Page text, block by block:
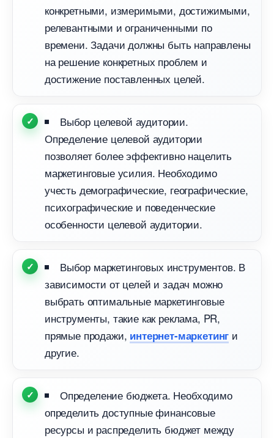
конкретными, измеримыми, достижимыми,
релевантными и ограниченными по
ремени. Задачи должны быть направлены
на решение конкретных проблем и
достижение поставленных целей.
ыбор целевой аудитории.
Определение целевой аудитории
позволяет более эффективно нацелить
маркетинговые усилия. Необходимо
учесть демографические, географические,
психографические и поведенческие
особенности целевой аудитории.
ыбор маркетинговых инструментов.
зависимости от целей и задач можно
ыбрать оптимальные маркетинговые
инструменты, такие как реклама, PR,
прямые продажи, интернет-маркетин и
другие.
Определение бюджета. Необходимо
определить доступные финансовые
ресурсы и распределить бюджет между